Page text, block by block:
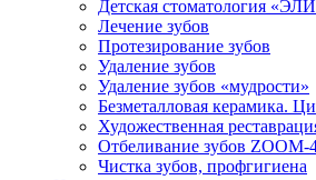
Детская стоматология
Лечение зубов
Протезирование зубов
Удаление зубов
Удаление зубов «мудрости»
Безметалловая керамика.
Художественная
Отбеливание зубов ZOOM-
Чистка зубов, профгигиена